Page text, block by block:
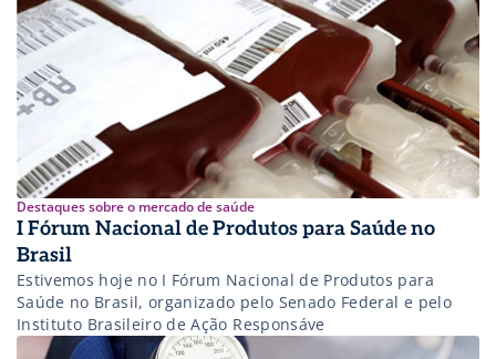
Destaques sobre o mercado de saúde
I Fórum Nacional de Produtos para Saúde no
Brasil
Estivemos hoje no I Fórum Nacional de Produtos para
Saúde no Brasil, organizado pelo Senado Federal e pelo
Instituto Brasileiro de Ação Responsáve